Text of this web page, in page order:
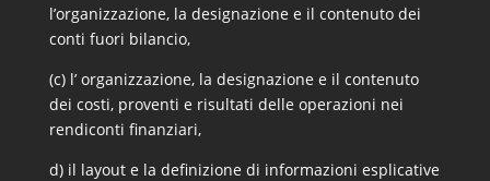
l’organizzazione, la designazione e il contenuto dei
conti fuori bilancio,
(c) l’ organizzazione, la designazione e il contenuto
dei costi, proventi e risultati delle operazioni nei
rendiconti finanziari,
d) il layout e la definizione di informazioni esplicative